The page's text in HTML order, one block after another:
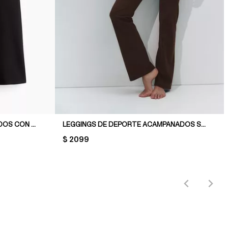
LEGGINGS DE YOGA ACAMPANADOS CON SOFTMOVE™ LEGGINGS DE DEPORTE ACAMPANADOS SCULPTMOVE™
PRICE:
$ 2099